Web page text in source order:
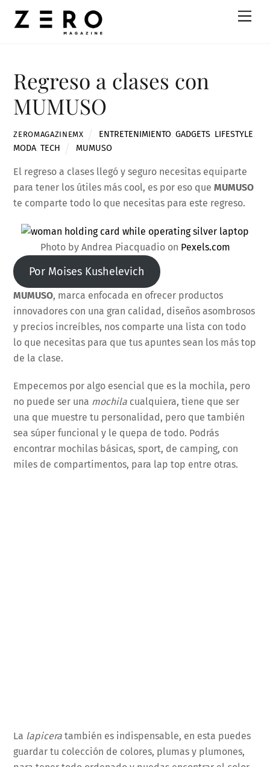
Regreso a clases con
MUMUSO
ZEROMAGAZINEMX ENTRETENIMIENTO, GADGETS, LIFESTYLE
MODA ,TECH MUMUSO
El regreso a clases llegó y seguro necesitas equiparte
para tener los útiles más cool, es por eso queMUMUSO
te comparte todo lo que necesitas para este regreso.
Photo by Andrea Piacquadio on Pexels.com
Por Moises Kushelevich
MUMUSO, marca enfocada en ofrecer productos
innovadores con una gran calidad, diseños asombrosos
y precios increíbles, nos comparte una lista con todo
lo que necesitas para que tus apuntes sean los más top
de la clase.
Empecemos por algo esencial que es la mochila, pero
no puede ser una mochila cualquiera, tiene que ser
una que muestre tu personalidad, pero que también
sea súper funcional y le quepa de todo. Podrás
encontrar mochilas básicas, sport, de camping, con
miles de compartimentos, para lap top entre otras.
La lapicera también es indispensable, en esta puedes
guardar tu colección de colores, plumas y plumones,